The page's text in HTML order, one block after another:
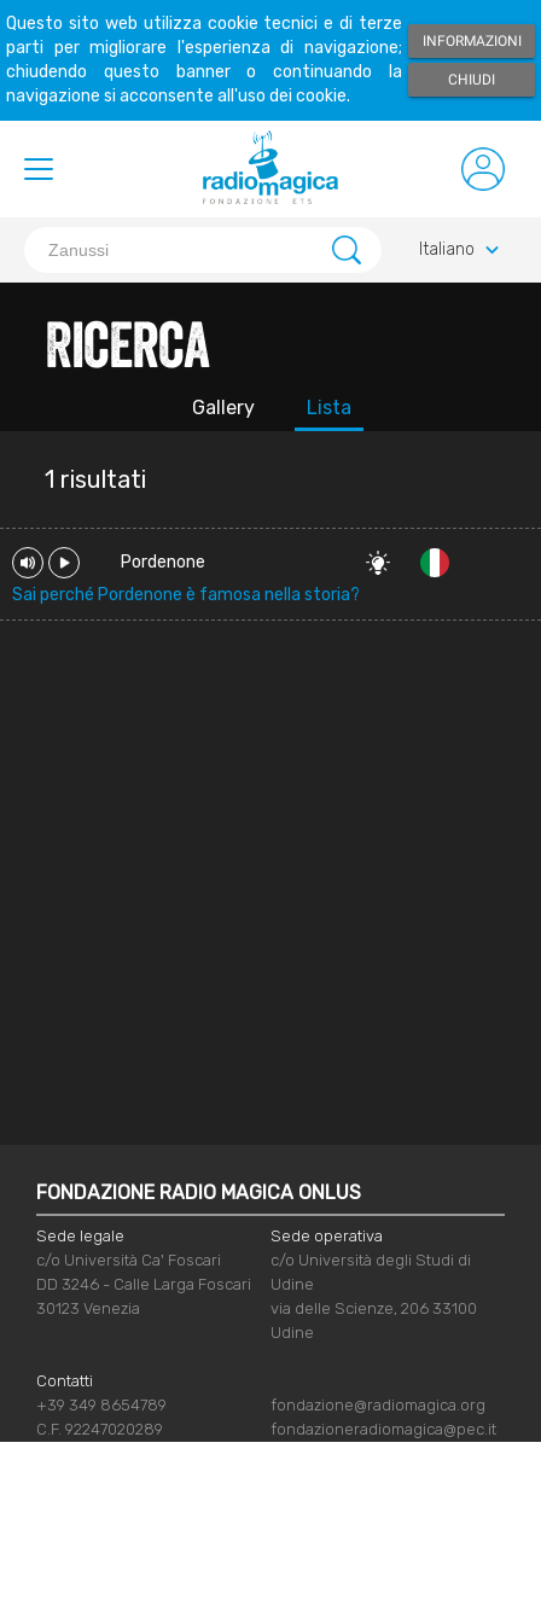
Questo sito web utilizza cookie tecnici e di terze
parti per migliorare l'esperienza di navigazione;
chiudendo questo banner o continuando la
navigazione si acconsente all'uso dei cookie.
INFORMAZIONI
CHIUDI
Italiano keyboard_arrow_down
Ricerca
Gallery Lista
1 risultati
Pordenone
Sai perché Pordenone è famosa nella storia?
FONDAZIONE RADIO MAGICA ONLUS
Sede legale
c/o Università Ca' Foscari
DD 3246 - Calle Larga Foscari
30123 Venezia
Sede operativa
c/o Università degli Studi di
Udine
via delle Scienze, 206 33100
Udine
Contatti
+39 349 8654789
C.F. 92247020289
fondazione@radiomagica.org
fondazioneradiomagica@pec.it